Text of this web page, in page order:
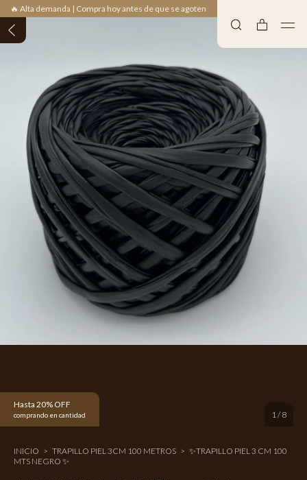
🔥 Alta demanda | Compra hoy antes de que se agoten
Hasta 20% OFF
comprando en cantidad 1 / 8
INICIO > TRAPILLO PIEL 3CM 100 METROS > ✨TRAPILLO PIEL 3 CM 100
MTS NEGRO ✨